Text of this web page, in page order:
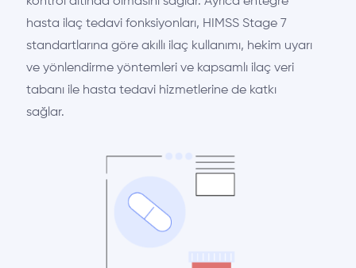
hasta ilaç tedavi fonksiyonları, HIMSS Stage 7
standartlarına göre akıllı ilaç kullanımı, hekim uyarı
ve yönlendirme yöntemleri ve kapsamlı ilaç veri
tabanı ile hasta tedavi hizmetlerine de katkı
sağlar.